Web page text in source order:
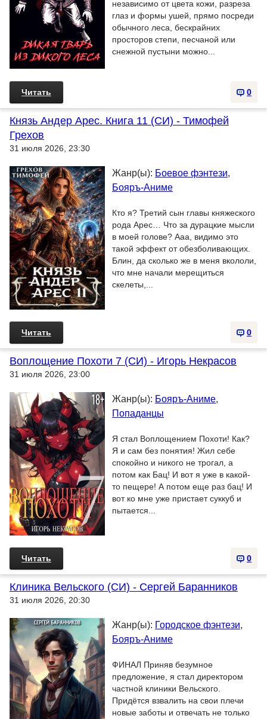
независимо от цвета кожи, разреза
глаз и формы ушей, прямо посреди
обычного леса, бескрайних
просторов степи, песчаной или
снежной пустыни можно...
0
Читать
Князь Андер Арес. Книга 11 (СИ) - Тимофей
Грехов
31 июля 2026, 23:30
Жанр(ы): Боевое фэнтези,
Бояръ-Аниме
Кто я? Третий сын главы княжеского
рода Арес… Что за дурацкие мысли
в моей голове? Ааа, видимо это
такой эффект от обезболивающих.
Блин, да сколько же в меня вкололи,
что мне начали мерещиться
скелеты,...
0
Читать
Воплощение Похоти 7 (СИ) - Игорь Некрасов
31 июля 2026, 23:00
Жанр(ы): Бояръ-Аниме,
Попаданцы
Я стал Воплощением Похоти! Как?
Я и сам без понятия! Жил себе
спокойно и никого не трогал, а
потом как Бац! И вот я уже в какой-
то пещере! А потом еще раз бац! И
вот ко мне уже пристает суккуб и
пытается...
0
Читать
Клиника Вельского (СИ) - Сергей Баранников
31 июля 2026, 20:30
Жанр(ы): Городское фэнтези,
Бояръ-Аниме
ФИНАЛ Приняв безумное
предложение, я стал директором
частной клиники Вельского.
Придётся взвалить на свои плечи
новые заботы и отвечать не только